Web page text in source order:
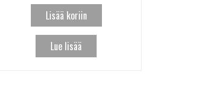
Lisää koriin
Lue lisää